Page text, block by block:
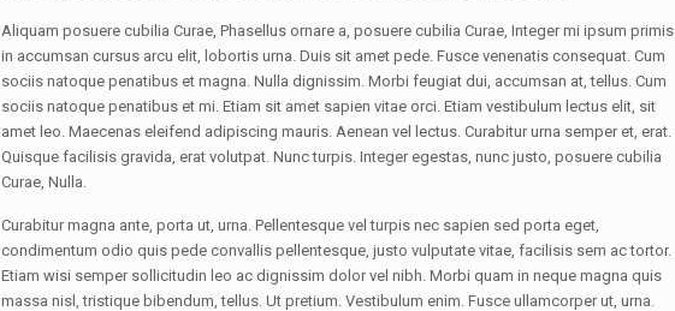
Aliquam posuere cubilia Curae, Phasellus ornare a, posuere cubilia Curae, Integer mi ipsum primis
in accumsan cursus arcu elit, lobortis urna. Duis sit amet pede. Fusce venenatis consequat. Cum
sociis natoque penatibus et magna. Nulla dignissim. Morbi feugiat dui, accumsan at, tellus. Cum
sociis natoque penatibus et mi. Etiam sit amet sapien vitae orci. Etiam vestibulum lectus elit, sit
amet leo. Maecenas eleifend adipiscing mauris. Aenean vel lectus. Curabitur urna semper et, erat.
Quisque facilisis gravida, erat volutpat. Nunc turpis. Integer egestas, nunc justo, posuere cubilia
Curae, Nulla.
Curabitur magna ante, porta ut, urna. Pellentesque vel turpis nec sapien sed porta eget,
condimentum odio quis pede convallis pellentesque, justo vulputate vitae, facilisis sem ac tortor.
Etiam wisi semper sollicitudin leo ac dignissim dolor vel nibh. Morbi quam in neque magna quis
massa nisl, tristique bibendum, tellus. Ut pretium. Vestibulum enim. Fusce ullamcorper ut, urna.